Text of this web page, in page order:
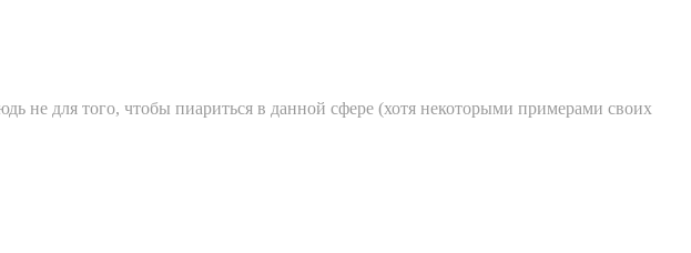
не для того, чтобы пиариться в данной сфере (хотя некоторыми примерами своих